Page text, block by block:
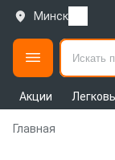
Минск
Акции
Главная